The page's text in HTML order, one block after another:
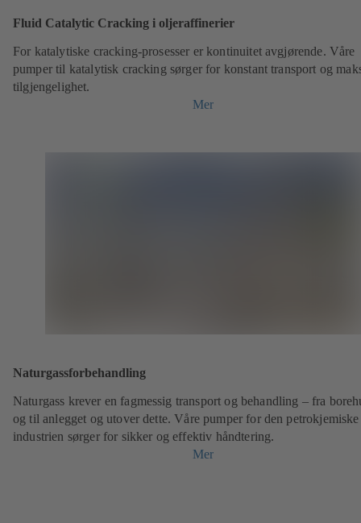
Fluid Catalytic Cracking i oljeraffinerier
For katalytiske cracking-prosesser er kontinuitet avgjørende. Våre
pumper til katalytisk cracking sørger for konstant transport og
tilgjengelighet.
Mer
Naturgassforbehandling
Naturgass krever en fagmessig transport og behandling – fra
og til anlegget og utover dette. Våre pumper for den petrokjemiske
industrien sørger for sikker og effektiv håndtering.
Mer